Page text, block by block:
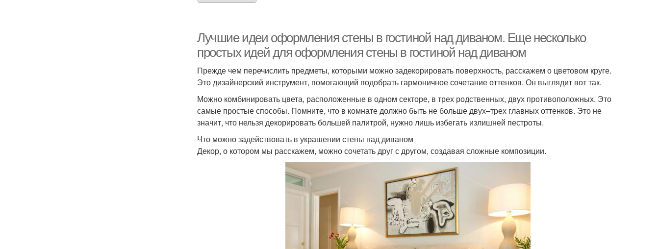
Лучшие идеи оформления стены в гостиной над диваном. Еще несколько
простых идей для оформления стены в гостиной над диваном
Прежде чем перечислить предметы, которыми можно задекорировать поверхность, расскажем о цветовом круге.
Это дизайнерский инструмент, помогающий подобрать гармоничное сочетание оттенков. Он выглядит вот так.
Можно комбинировать цвета, расположенные в одном секторе, в трех родственных, двух противоположных. Это
самые простые способы. Помните, что в комнате должно быть не больше двух–трех главных оттенков. Это не
значит, что нельзя декорировать большей палитрой, нужно лишь избегать излишней пестроты.
Что можно задействовать в украшении стены над диваном
Декор, о котором мы расскажем, можно сочетать друг с другом, создавая сложные композиции.